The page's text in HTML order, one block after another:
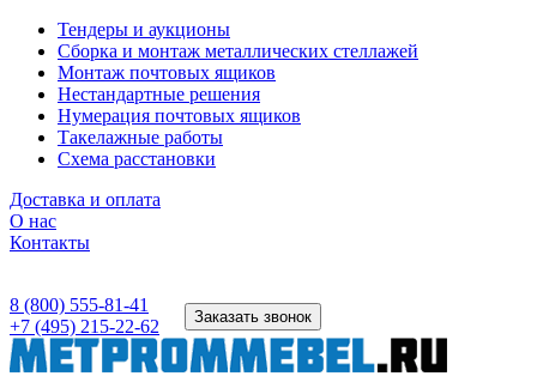
Тендеры и аукционы
Сборка и монтаж металлических стеллажей
Монтаж почтовых ящиков
Нестандартные решения
Нумерация почтовых ящиков
Такелажные работы
Схема расстановки
Доставка и оплата
О нас
Контакты
8 (800) 555-81-41
+7 (495) 215-22-62
Заказать звонок